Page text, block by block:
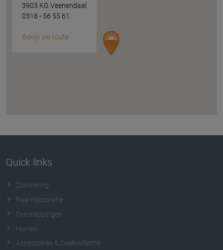
3903 KG Veenendaal
0318 - 56 55 61
Bekijk uw route
Quick links
Zonwering
Raamdecoratie
Overkappingen
Horren
Accessoires & Doekcollectie